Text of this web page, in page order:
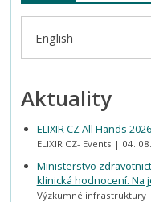
English
Aktuality
ELIXIR CZ All Hands 2026
ELIXIR CZ- Events 04.
Ministerstvo
klinická hodnocení. Na
Výzkumné infrastruktury